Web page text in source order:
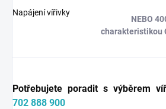
Napájení vířivky
NEBO
charakteristikou
Potřebujete poradit s výběrem
702 888 900